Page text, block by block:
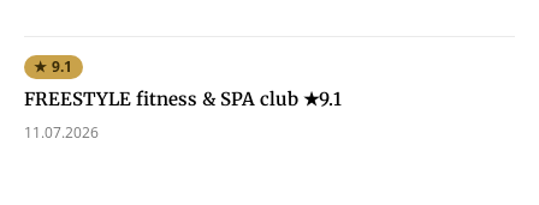
★ 9.1
FREESTYLE fitness & SPA club ★9.1
11.07.2026